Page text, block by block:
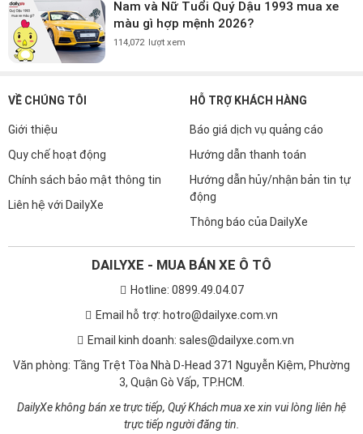
Nam và Nữ Tuổi Quý Dậu 1993 mua xe
màu gì hợp mệnh 2026?
114,072 lượt xem
VỀ CHÚNG TÔI
Giới thiệu
Quy chế hoạt động
Chính sách bảo mật thông tin
Liên hệ với DailyXe
HỖ TRỢ KHÁCH HÀNG
Báo giá dịch vụ quảng cáo
Hướng dẫn thanh toán
Hướng dẫn hủy/nhận bản tin tự
động
Thông báo của DailyXe
DAILYXE - MUA BÁN XE Ô TÔ
Hotline: 0899.49.04.07
Email hỗ trợ: hotro@dailyxe.com.vn
Email kinh doanh: sales@dailyxe.com.vn
Văn phòng: Tầng Trệt Tòa Nhà D-Head 371 Nguyễn Kiệm, Phường
3, Quận Gò Vấp, TP.HCM.
DailyXe không bán xe trực tiếp, Quý Khách mua xe xin vui lòng liên hệ
trực tiếp người đăng tin.